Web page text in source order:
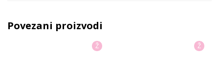
Povezani proizvodi
Ž Ž